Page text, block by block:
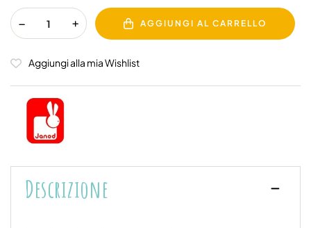
AGGIUNGI AL CARRELLO
Aggiungi alla mia Wishlist
Descrizione